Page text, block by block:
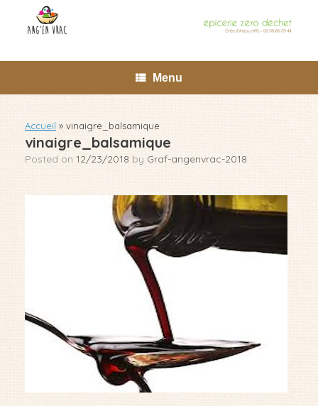
content
Menu
Accueil » vinaigre_balsamique
vinaigre_balsamique
Posted on 12/23/2018 by Graf-angenvrac-2018